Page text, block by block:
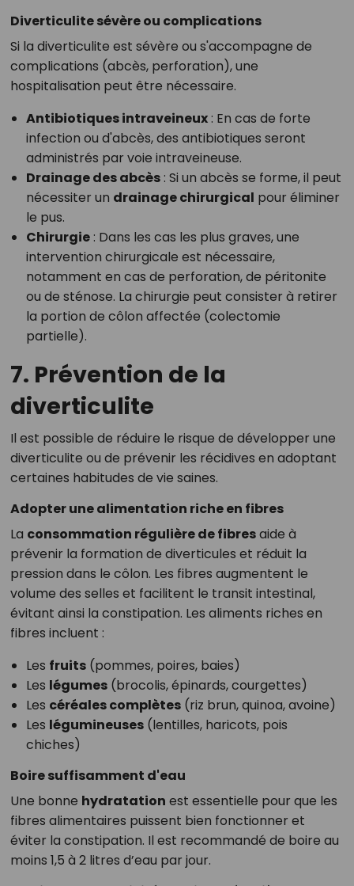
Diverticulite sévère ou complications
Si la diverticulite est sévère ou s'accompagne de
complications (abcès, perforation), une
hospitalisation peut être nécessaire.
Antibiotiques intraveineux: En cas de forte
infection ou d'abcès, des antibiotiques seront
administrés par voie intraveineuse.
Drainage des abcès: Si un abcès se forme, il peut
nécessiter un drainage chirurgical pour éliminer
le pus.
Chirurgie: Dans les cas les plus graves, une
intervention chirurgicale est nécessaire,
notamment en cas de perforation, de péritonite
ou de sténose. La chirurgie peut consister à retirer
la portion de côlon affectée (colectomie
partielle).
7. Prévention de la
diverticulite
Il est possible de réduire le risque de développer une
diverticulite ou de prévenir les récidives en adoptant
certaines habitudes de vie saines.
Adopter une alimentation riche en fibres
La consommation régulière de fibresaide à
prévenir la formation de diverticules et réduit la
pression dans le côlon. Les fibres augmentent le
volume des selles et facilitent le transit intestinal,
évitant ainsi la constipation. Les aliments riches en
fibres incluent :
Les fruits(pommes, poires, baies)
Les légumes(brocolis, épinards, courgettes)
Les céréales complètes(riz brun, quinoa, avoine)
Les légumineuses(lentilles, haricots, pois
chiches)
Boire suffisamment d'eau
Une bonne hydratation est essentielle pour que les
fibres alimentaires puissent bien fonctionner et
éviter la constipation. Il est recommandé de boire au
moins 1,5 à 2 litres d’eau par jour.